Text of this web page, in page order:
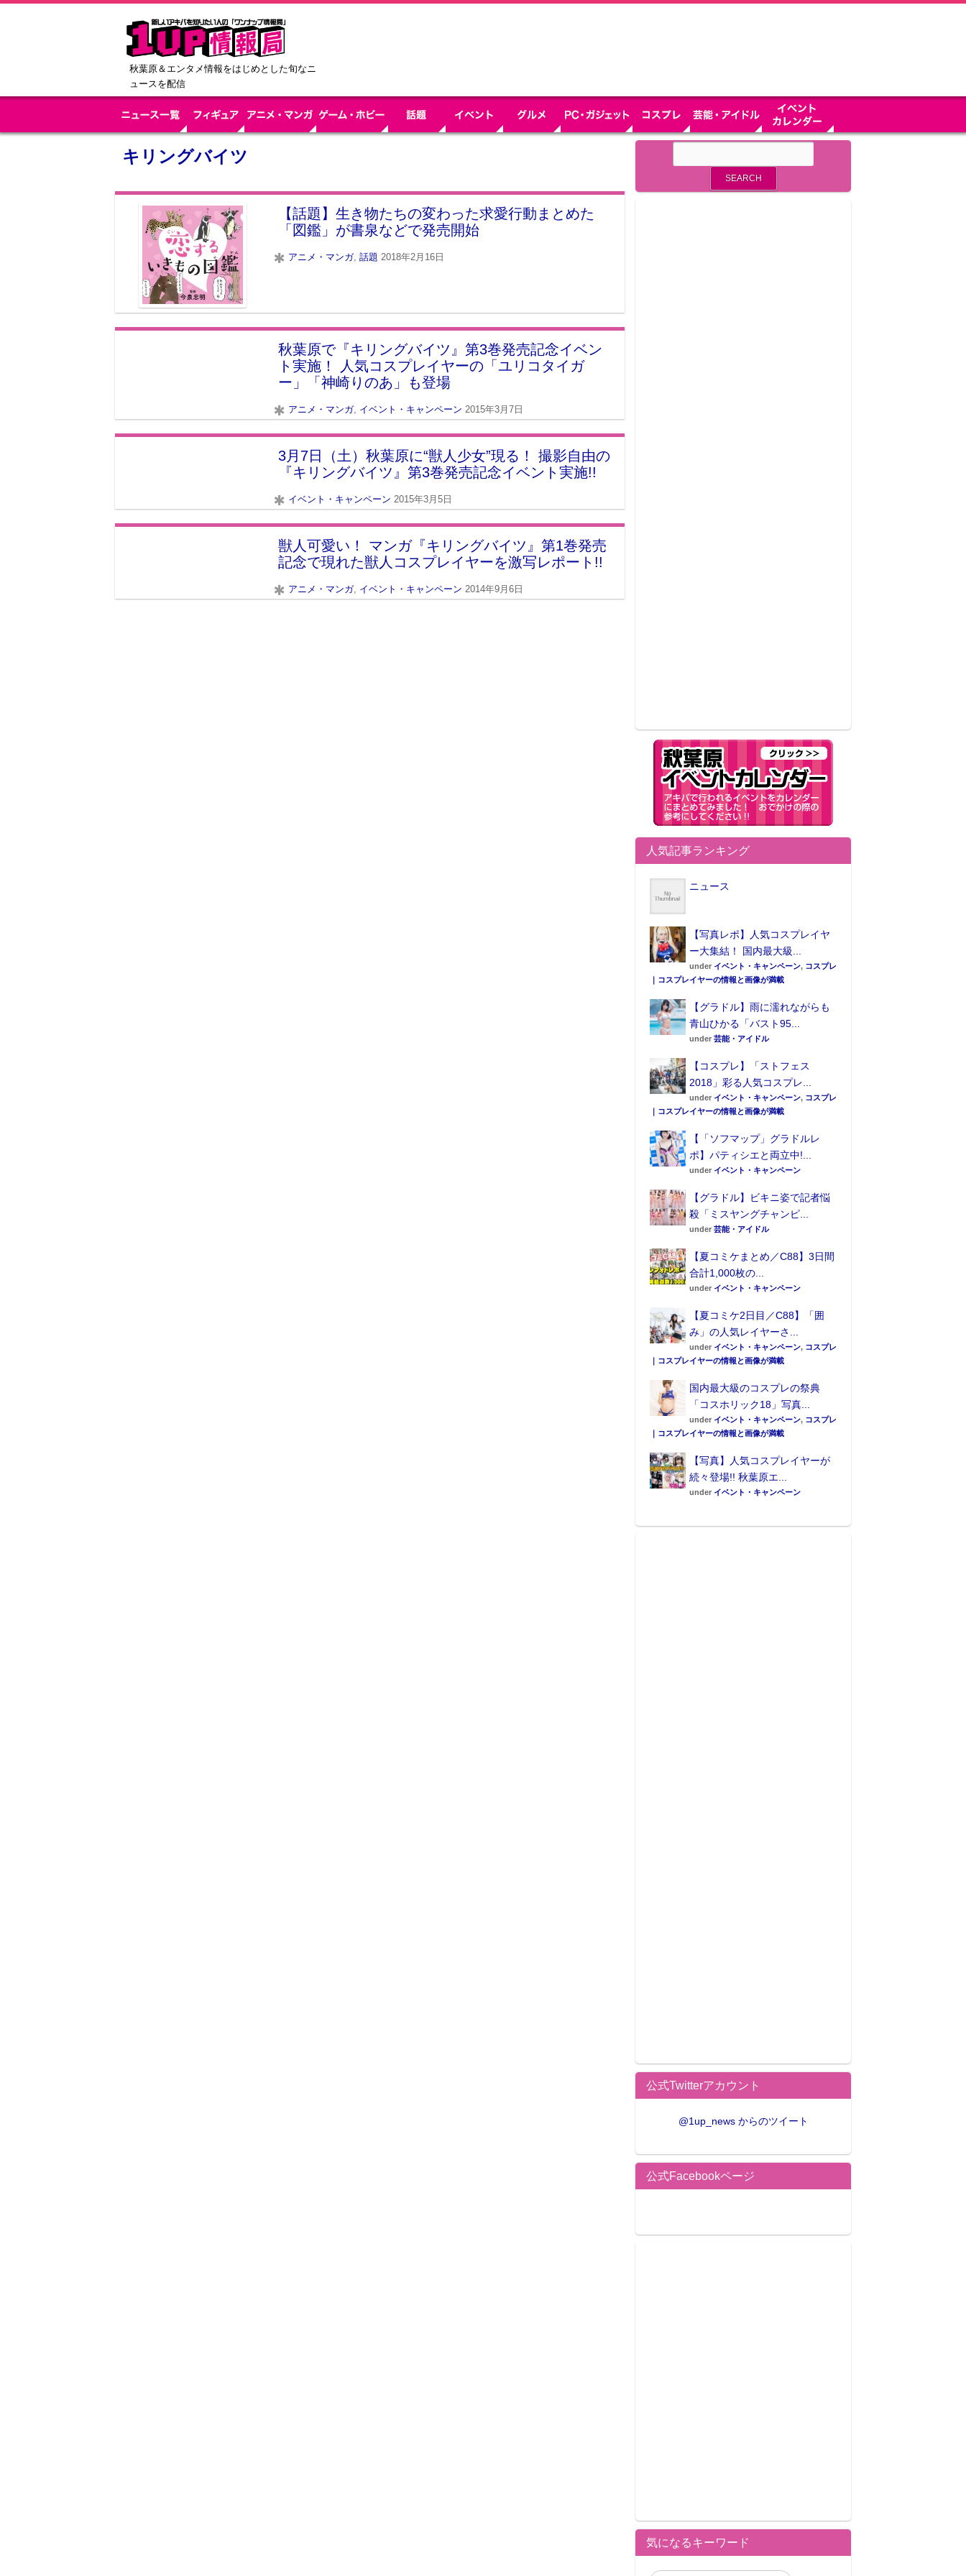
秋葉原＆エンタメ情報をはじめとした旬なニ
ュースを配信
キリングバイツ
【話題】生き物たちの変わった求愛行動まとめた
「図鑑」が書泉などで発売開始
アニメ・マンガ, 話題 2018年2月16日
秋葉原で『キリングバイツ』第3巻発売記念イベン
ト実施！ 人気コスプレイヤーの「ユリコタイガ
ー」「神崎りのあ」も登場
アニメ・マンガ, イベント・キャンペーン 2015年3月7日
3月7日（土）秋葉原に“獣人少女”現る！ 撮影自由の
『キリングバイツ』第3巻発売記念イベント実施!!
イベント・キャンペーン 2015年3月5日
獣人可愛い！ マンガ『キリングバイツ』第1巻発売
記念で現れた獣人コスプレイヤーを激写レポート!!
アニメ・マンガ, イベント・キャンペーン 2014年9月6日
人気記事ランキング
ニュース
【写真レポ】人気コスプレイヤ
ー大集結！ 国内最大級...
under イベント・キャンペーン, コスプレ
｜コスプレイヤーの情報と画像が満載
【グラドル】雨に濡れながらも
青山ひかる「バスト95...
under 芸能・アイドル
【コスプレ】「ストフェス
2018」彩る人気コスプレ...
under イベント・キャンペーン, コスプレ
｜コスプレイヤーの情報と画像が満載
【「ソフマップ」グラドルレ
ポ】パティシエと両立中!...
under イベント・キャンペーン
【グラドル】ビキニ姿で記者悩
殺「ミスヤングチャンピ...
under 芸能・アイドル
【夏コミケまとめ／C88】3日間
合計1,000枚の...
under イベント・キャンペーン
【夏コミケ2日目／C88】「囲
み」の人気レイヤーさ...
under イベント・キャンペーン, コスプレ
｜コスプレイヤーの情報と画像が満載
国内最大級のコスプレの祭典
「コスホリック18」写真...
under イベント・キャンペーン, コスプレ
｜コスプレイヤーの情報と画像が満載
【写真】人気コスプレイヤーが
続々登場!! 秋葉原エ...
under イベント・キャンペーン
公式Twitterアカウント
@1up_news からのツイート
公式Facebookページ
気になるキーワード